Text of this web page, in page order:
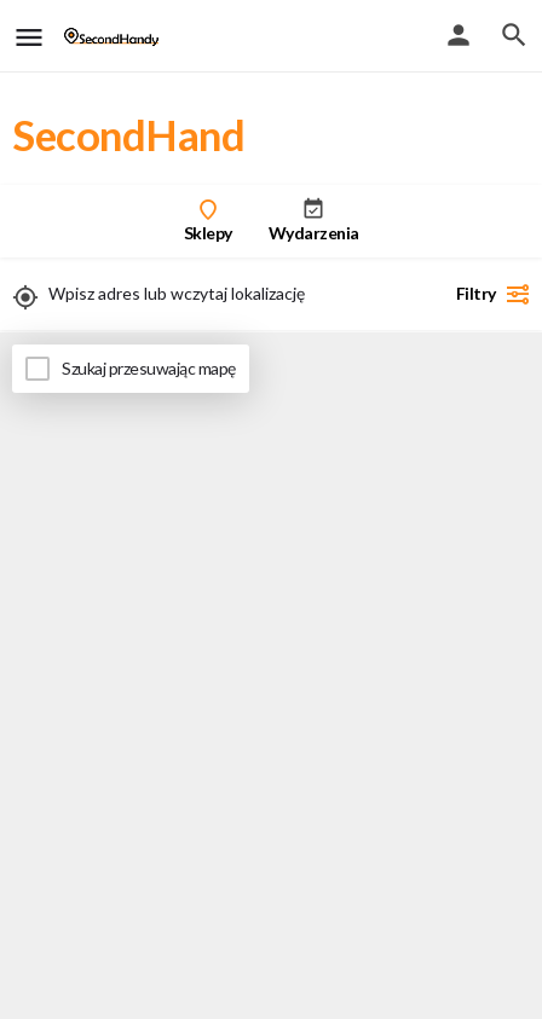
SecondHand
Sklepy Wydarzenia
Uwaga - przy włączeniu geolokalizacji zobaczysz tylko wyniki stacjonarne
Filtry
Szukaj przesuwając mapę